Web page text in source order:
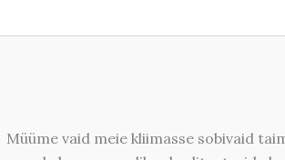
Müüme vaid meie kliimasse sobivaid